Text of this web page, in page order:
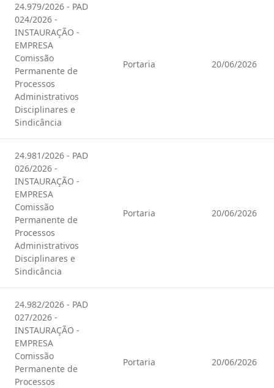
24.979/2026 - PAD
024/2026 -
INSTAURAÇÃO -
EMPRESA
Comissão
Permanente de
Processos
Administrativos
Disciplinares e
Sindicância
Portaria 20/06/2026
24.981/2026 - PAD
026/2026 -
INSTAURAÇÃO -
EMPRESA
Comissão
Permanente de
Processos
Administrativos
Disciplinares e
Sindicância
Portaria 20/06/2026
24.982/2026 - PAD
027/2026 -
INSTAURAÇÃO -
EMPRESA
Comissão
Permanente de
Processos
Portaria 20/06/2026